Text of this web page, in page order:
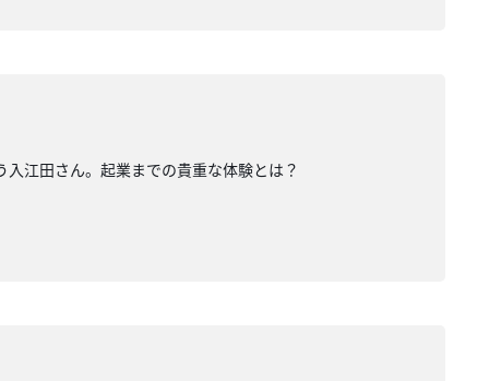
江田さん。起業までの貴重な体験とは？